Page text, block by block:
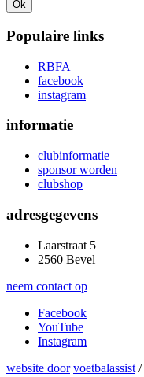
Ok
Populaire links
RBFA
facebook
instagram
informatie
clubinformatie
sponsor worden
clubshop
adresgegevens
Laarstraat 5
2560 Bevel
neem contact op
Facebook
YouTube
Instagram
website door voetbalassist /